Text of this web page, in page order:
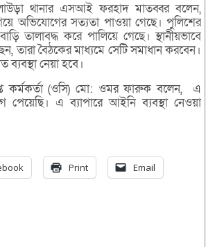
থানার এসআই ফরহাদ মাতব্বর বলেন,
অভিযোগের সত্যতা পাওয়া গেছে। পুলিশের
তালাবদ্ধ করে পালিয়ে গেছে। স্থানীয়ভাবে
তারা বৈঠকের মাধ্যমে সেটি সমাধান করবেন।
নেয়া হবে।
কর্মকর্তা (ওসি) মো: ওমর ফারুক বলেন, এ
পেয়েছি। এ ব্যাপারে আইনি ব্যবস্থা নেওয়া
Print Email